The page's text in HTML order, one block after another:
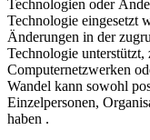
Technologien oder
Technologie eingesetzt
Änderungen in der
Technologie
Computernetzwerken
Wandel kann sowohl
Einzelpersonen,
haben .